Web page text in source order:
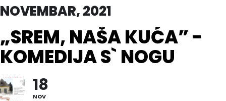
NOVEMBAR, 2021
„SREM, NAŠA KUĆA” -
KOMEDIJA S` NOGU
18
NOV